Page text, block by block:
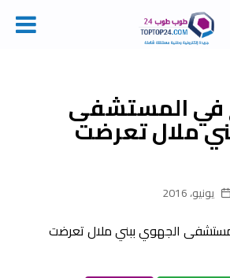
في المستشفى
ملال تعرضت